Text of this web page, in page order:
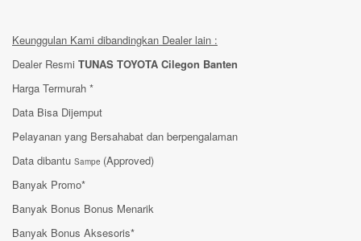
Keunggulan Kami dibandingkan Dealer lain :
Dealer Resmi TUNAS TOYOTA Cilegon Banten
Harga Termurah *
Data Bisa Dijemput
Pelayanan yang Bersahabat dan berpengalaman
Data dibantu Sampe (Approved)
Banyak Promo*
Banyak Bonus Bonus Menarik
Banyak Bonus Aksesoris*